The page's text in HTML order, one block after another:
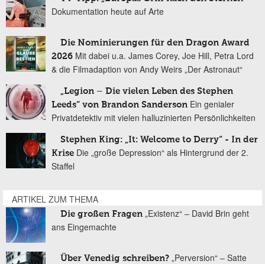
Dokumentation heute auf Arte
Die Nominierungen für den Dragon Award
2026 Mit dabei u.a. James Corey, Joe Hill, Petra Lord
& die Filmadaption von Andy Weirs „Der Astronaut“
„Legion – Die vielen Leben des Stephen
Leeds“ von Brandon Sanderson Ein genialer
Privatdetektiv mit vielen halluzinierten Persönlichkeiten
Stephen King: „It: Welcome to Derry“ - In der
Krise Die „große Depression“ als Hintergrund der 2.
Staffel
ARTIKEL ZUM THEMA
Die großen Fragen „Existenz“ – David Brin geht
ans Eingemachte
Über Venedig schreiben? „Perversion“ – Satte